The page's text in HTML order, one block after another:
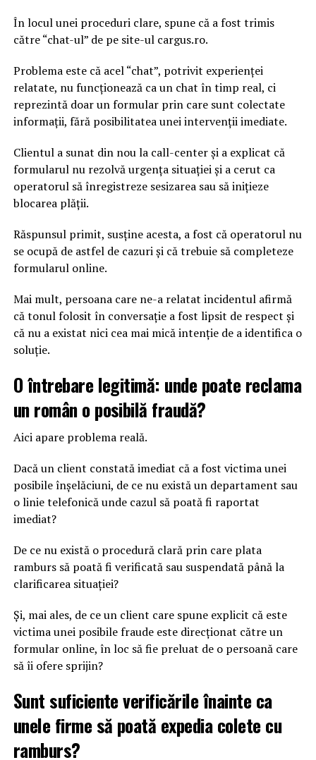
În locul unei proceduri clare, spune că a fost trimis
către “chat-ul” de pe site-ul cargus.ro.
Problema este că acel “chat”, potrivit experienței
relatate, nu funcționează ca un chat în timp real, ci
reprezintă doar un formular prin care sunt colectate
informații, fără posibilitatea unei intervenții imediate.
Clientul a sunat din nou la call-center și a explicat că
formularul nu rezolvă urgența situației și a cerut ca
operatorul să înregistreze sesizarea sau să inițieze
blocarea plății.
Răspunsul primit, susține acesta, a fost că operatorul nu
se ocupă de astfel de cazuri și că trebuie să completeze
formularul online.
Mai mult, persoana care ne-a relatat incidentul afirmă
că tonul folosit în conversație a fost lipsit de respect și
că nu a existat nici cea mai mică intenție de a identifica o
soluție.
O întrebare legitimă: unde poate reclama
un român o posibilă fraudă?
Aici apare problema reală.
Dacă un client constată imediat că a fost victima unei
posibile înșelăciuni, de ce nu există un departament sau
o linie telefonică unde cazul să poată fi raportat
imediat?
De ce nu există o procedură clară prin care plata
ramburs să poată fi verificată sau suspendată până la
clarificarea situației?
Și, mai ales, de ce un client care spune explicit că este
victima unei posibile fraude este direcționat către un
formular online, în loc să fie preluat de o persoană care
să îi ofere sprijin?
Sunt suficiente verificările înainte ca
unele firme să poată expedia colete cu
ramburs?